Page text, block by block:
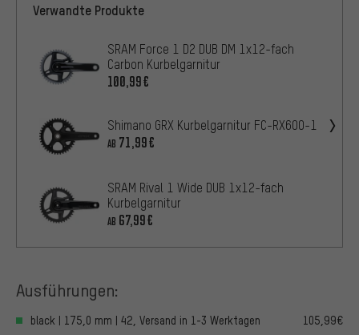
Verwandte Produkte
SRAM Force 1 D2 DUB DM 1x12-fach
Carbon Kurbelgarnitur
100,99€
Shimano GRX Kurbelgarnitur FC-RX600-1
AB 71,99€
SRAM Rival 1 Wide DUB 1x12-fach
Kurbelgarnitur
AB 67,99€
Ausführungen:
black | 175,0 mm | 42, Versand in 1-3 Werktagen 105,99€